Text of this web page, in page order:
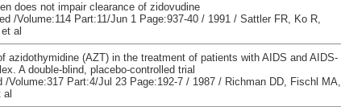
does not impair clearance of zidovudine
/Volume:114 Part:11/Jun 1 Page:937-40 / 1991 / Sattler FR, Ko R,
al
azidothymidine (AZT) in the treatment of patients with AIDS and AIDS-
A double-blind, placebo-controlled trial
/Volume:317 Part:4/Jul 23 Page:192-7 / 1987 / Richman DD, Fischl MA,
al